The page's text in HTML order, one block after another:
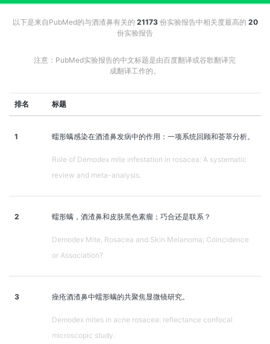
以下是来自PubMed的与酒渣鼻有关的 21173份实验报告中相关度最高的 20
份实验报告
注意：PubMed实验报告的中文标题是由百度翻译或谷歌翻译完
成翻译工作的。
排名 标题
1 蠕形螨感染在酒渣鼻发病中的作用：一项系统回顾和荟萃分析。
Role of Demodex mite infestation in rosacea: A systematic
review and meta-analysis.
2 蠕形螨，酒渣鼻和皮肤黑色素瘤；巧合还是联系？
Demodex Mite, Rosacea and Skin Melanoma; Coincidence
or Association?
3 痤疮酒渣鼻中蠕形螨的共聚焦显微镜研究。
Demodex mites in acne rosacea: reflectance confocal
microscopic study.